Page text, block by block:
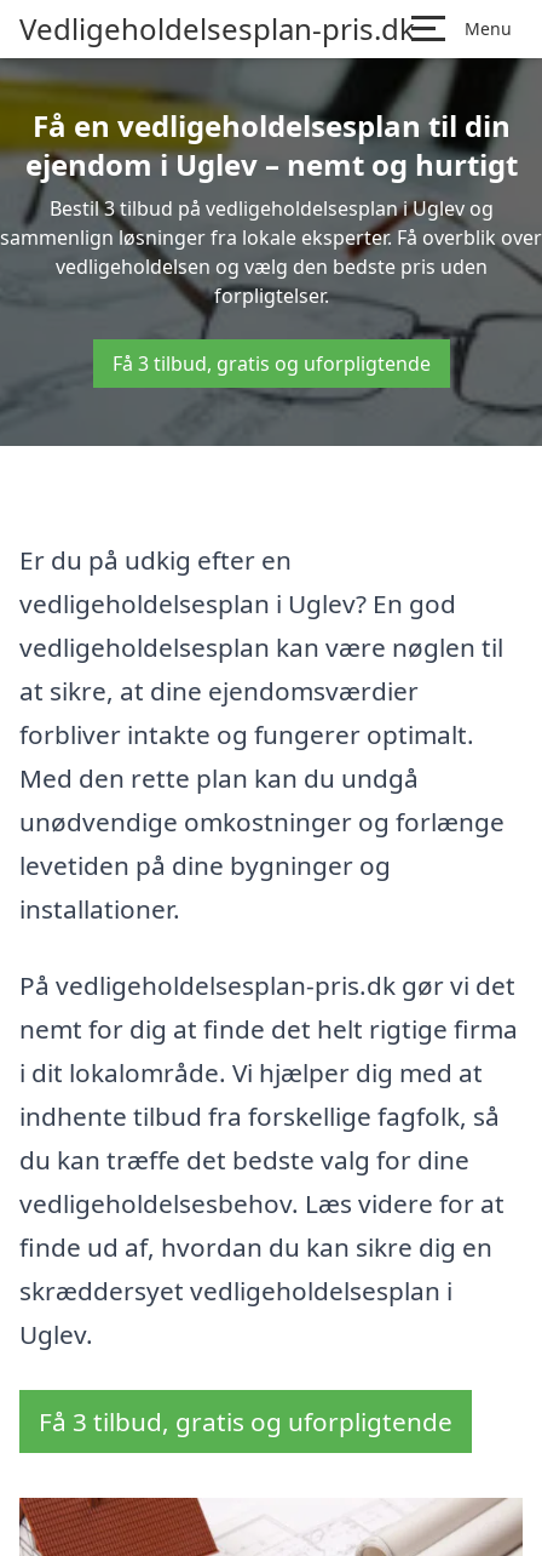
Vedligeholdelsesplan-pris.dk Menu
Få en vedligeholdelsesplan til din
ejendom i Uglev – nemt og hurtigt
Bestil 3 tilbud på vedligeholdelsesplan i Uglev og
sammenlign løsninger fra lokale eksperter. Få overblik over
vedligeholdelsen og vælg den bedste pris uden
forpligtelser.
Få 3 tilbud, gratis og uforpligtende
Er du på udkig efter en
vedligeholdelsesplan i Uglev? En god
vedligeholdelsesplan kan være nøglen til
at sikre, at dine ejendomsværdier
forbliver intakte og fungerer optimalt.
Med den rette plan kan du undgå
unødvendige omkostninger og forlænge
levetiden på dine bygninger og
installationer.
På vedligeholdelsesplan-pris.dk gør vi det
nemt for dig at finde det helt rigtige firma
i dit lokalområde. Vi hjælper dig med at
indhente tilbud fra forskellige fagfolk, så
du kan træffe det bedste valg for dine
vedligeholdelsesbehov. Læs videre for at
finde ud af, hvordan du kan sikre dig en
skræddersyet vedligeholdelsesplan i
Uglev.
Få 3 tilbud, gratis og uforpligtende